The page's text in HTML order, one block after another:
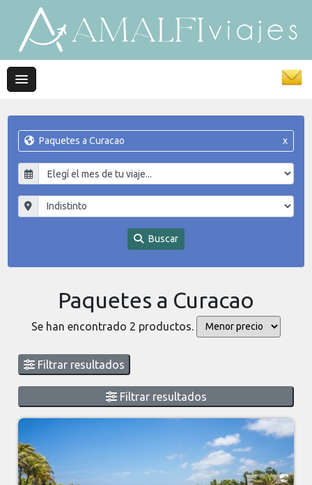
Paquetes a Curacao x
Buscar
Paquetes a Curacao
Se han encontrado 2 productos.
Filtrar resultados
Filtrar resultados